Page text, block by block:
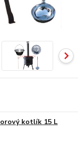
kotlík 15 L